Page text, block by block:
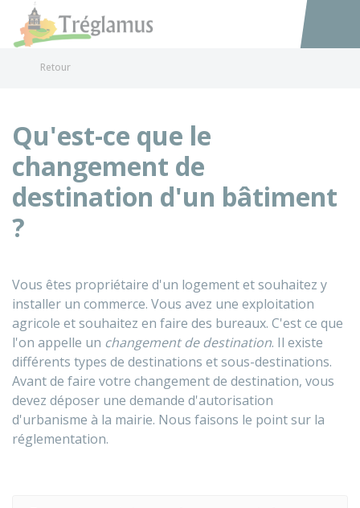
Accéder
Retour
Qu'est-ce que le
changement de
destination d'un bâtiment
?
Vous êtes propriétaire d'un logement et souhaitez y
installer un commerce. Vous avez une exploitation
agricole et souhaitez en faire des bureaux. C'est ce que
l'on appelle un changement de destination. Il existe
différents types de destinations et sous-destinations.
Avant de faire votre changement de destination, vous
devez déposer une demande d'autorisation
d'urbanisme à la mairie. Nous faisons le point sur la
réglementation.